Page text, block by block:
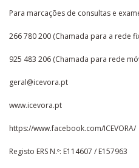
Para marcações de consultas e
266 780 200 (Chamada para a rede
925 483 206 (Chamada para rede
geral@icevora.pt
www.icevora.pt
https://www.facebook.com/ICEVORA/
Registo ERS N.º: E114607 / E157963